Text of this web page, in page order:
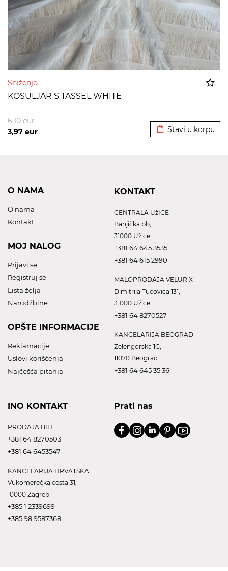
Sniženje
KOSULJAR S TASSEL WHITE
3,97 eur
6,10eur
Stavi u korpu
O NAMA
O nama
Kontakt
MOJ NALOG
Prijavi se
Registruj se
Lista želja
Narudžbine
OPŠTE INFORMACIJE
Reklamacije
Uslovi korišćenja
Najčešća pitanja
KONTAKT
CENTRALA UžICE
Banjička bb,
31000 Užice
+381 64 645 3535
+381 64 615 2990
MALOPRODAJA VELUR X
Dimitrija Tucovica 131,
31000 Užice
+381 64 8270527
KANCELARIJA BEOGRAD
Zelengorska 1G,
11070 Beograd
+381 64 645 35 36
INO KONTAKT
PRODAJA BIH
+381 64 8270503
+381 64 6453547
KANCELARIJA HRVATSKA
Vukomerečka cesta 31,
10000 Zagreb
+385 1 2339699
+385 98 9587368
Prati nas